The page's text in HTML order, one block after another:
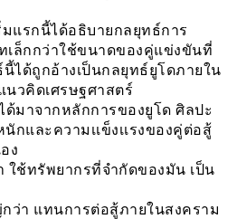
มแรกนี้ได้อธิบายกลยุทธ์การ
เล็กกว่าใช้ขนาดของคู่แข่งขันที่
ได้ถูกอ้างเป็นกลยุทธ์ยูโดภายใน
วคิดเศรษฐศาสตร์
ด้มาจากหลักการของยูโด ศิลปะ
กและความเเข็งเเรงของคู่ต่อสู้
ง
ใช้ทรัพยากรที่จำกัดของมัน เป็น
า แทนการต่อสู้ภายในสงคราม